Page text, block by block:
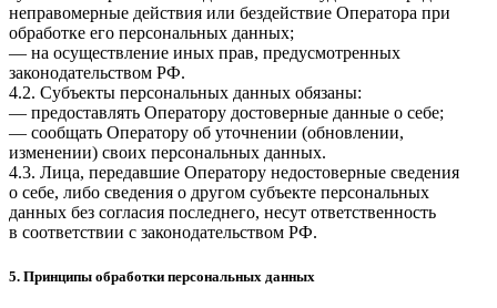
неправомерные действия или бездействие Оператора при
обработке его персональных данных;
— на осуществление иных прав, предусмотренных
законодательством РФ.
4.2. Субъекты персональных данных обязаны:
— предоставлять Оператору достоверные данные о себе;
— сообщать Оператору об уточнении (обновлении,
изменении) своих персональных данных.
4.3. Лица, передавшие Оператору недостоверные сведения
о себе, либо сведения о другом субъекте персональных
данных без согласия последнего, несут ответственность
в соответствии с законодательством РФ.
5. Принципы обработки персональных данных